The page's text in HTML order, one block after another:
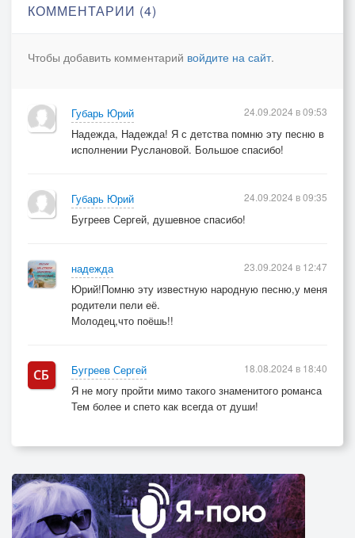
А через год он изменил,
Забыл и клятву роковую,
Оставь, Мария, мои стены!»
И проводил меня с крыльца.
КОММЕНТАРИИ (4)
Чтобы добавить комментарий войдите на сайт.
Губарь Юрий
Надежда, Надежда! Я с детства помню эту песню в
исполнении Руслановой. Большое спасибо!
24.09.2024 в 09:53
Губарь Юрий
Бугреев Сергей, душевное спасибо!
24.09.2024 в 09:35
надежда
Юрий!Помню эту известную народную песню,у меня
родители пели её.
Молодец,что поёшь!!
23.09.2024 в 12:47
Бугреев Сергей
Я не могу пройти мимо такого знаменитого романса
Тем более и спето как всегда от души!
18.08.2024 в 18:40